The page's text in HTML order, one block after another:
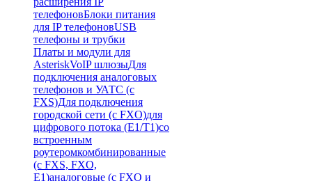
телефоновБлоки питания
для IP телефоновUSB
телефоны и трубки
Платы и модули для
AsteriskVoIP шлюзыДля
подключения аналоговых
телефонов и УАТС (с
FXS)Для подключения
городской сети (с FXO)для
цифрового потока (E1/T1)со
встроенным
роутеромкомбинированные
(c FXS, FXO,
E1)аналоговые (с FXO и